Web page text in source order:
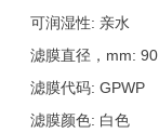
可润湿性: 亲水
滤膜直径，mm: 90
滤膜代码: GPWP
滤膜颜色: 白色